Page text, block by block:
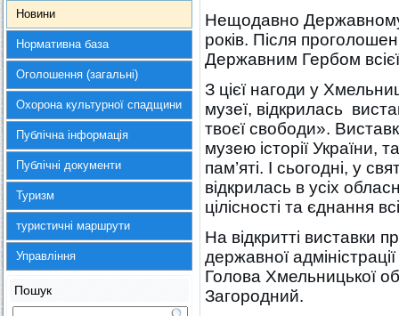
Новини
Нормативна база
Оголошення (загальні)
Охорона культурної спадщини
Публічна інформація
Публічні документи
Туризм
туристичні маршрути
Управління
Пошук
Нещодавно
років. Після
Державним Гербом
З цієї нагоди у
музеї, відкрилась
твоєї свободи».
музею історії України,
пам’яті. І сьогодні, у
відкрилась в усіх
цілісності та єднання
На відкритті виставки
державної
Голова Хмельницької
Загородний.